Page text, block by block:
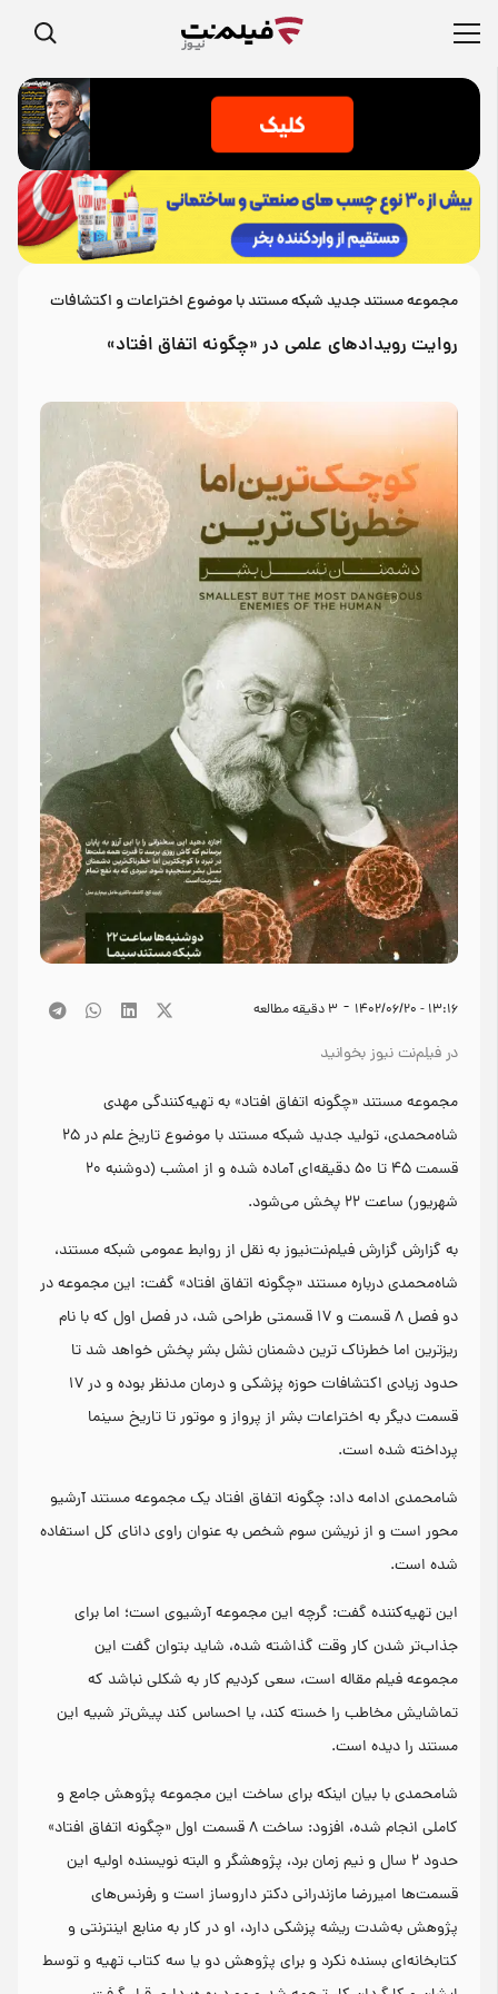
مجموعه مستند جدید شبکه مستند با موضوع اختراعات و اکتشافات
روایت رویدادهای علمی در «چگونه اتفاق افتاد»
۱۳:۱۶ - ۱۴۰۲/۰۶/۲۰ -
3 دقیقه مطالعه
در فیلم‌نت نیوز بخوانید
مجموعه مستند «چگونه اتفاق افتاد» به تهیه‌کنندگی مهدی
شا‌ه‌محمدی، تولید جدید شبکه مستند با موضوع تاریخ علم در ۲۵
قسمت ۴۵ تا ۵۰ دقیقه‌ای آماده شده و از امشب (دوشنبه ۲۰
شهریور) ساعت ۲۲ پخش می‌شود.
به گزارش گزارش فیلم‌نت‌نیوز به نقل از روابط‌ عمومی شبکه مستند،
شاه‌محمدی درباره مستند «چگونه اتفاق افتاد» گفت: این مجموعه در
دو فصل ۸ قسمت و ۱۷ قسمتی طراحی شد، در فصل اول که با نام
ریزترین اما خطرناک ترین دشمنان نشل بشر پخش خواهد شد تا
حدود زیادی اکتشافات حوزه پزشکی و درمان مدنظر بوده و در ۱۷
قسمت دیگر به اختراعات بشر از پرواز و موتور تا تاریخ سینما
پرداخته شده است.
شامحمدی ادامه داد: چگونه اتفاق افتاد یک مجموعه مستند آرشیو
محور است و از نریشن سوم شخص به عنوان راوی دانای کل استفاده
شده است.
این تهیه‌کننده گفت: گرچه این مجموعه آرشیوی است؛ اما برای
جذاب‌تر شدن کار وقت گذاشته شده، شاید بتوان گفت این
مجموعه فیلم مقاله است، سعی کردیم کار به شکلی نباشد که
تماشایش مخاطب را خسته کند، یا احساس کند پیش‌تر شبیه این
مستند را دیده است.
شا‌محمدی با بیان اینکه برای ساخت این مجموعه پژوهش جامع و
کاملی انجام شده، افزود: ساخت ۸ قسمت اول «چگونه اتفاق افتاد»
حدود ۲ سال و نیم زمان برد، پژوهشگر و البته نویسنده اولیه این
قسمت‌ها امیررضا مازندرانی دکتر داروساز است و رفرنس‌های
پژوهش به‌شدت ریشه پزشکی دارد، او در کار به منابع اینترنتی و
کتابخانه‌ای بسنده نکرد و برای پژوهش دو یا سه کتاب تهیه و توسط